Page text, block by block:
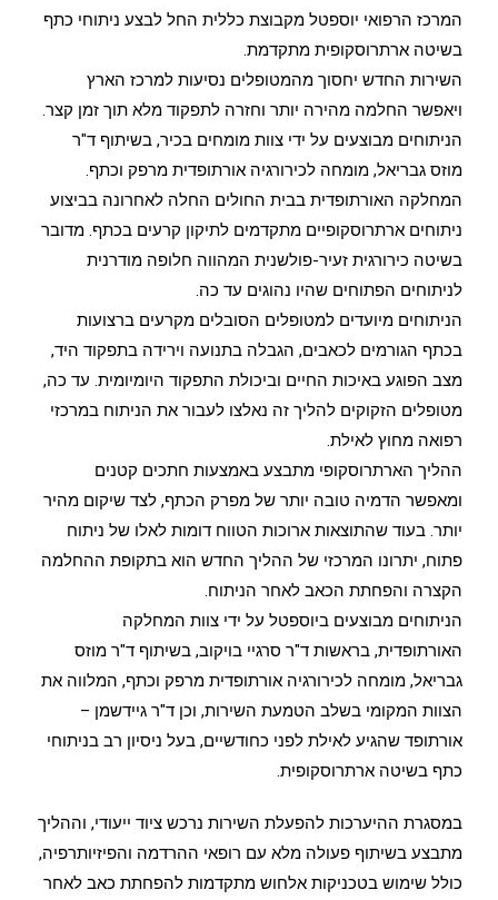
המרכז הרפואי יוספטל מקבוצת כללית החל לבצע ניתוחי כתף
בשיטה ארתרוסקופית מתקדמת.
השירות החדש יחסוך מהמטופלים נסיעות למרכז הארץ
ויאפשר החלמה מהירה יותר וחזרה לתפקוד מלא תוך זמן קצר.
הניתוחים מבוצעים על ידי צוות מומחים בכיר, בשיתוף ד"ר
מוזס גבריאל, מומחה לכירורגיה אורתופדית מרפק וכתף.
המחלקה האורתופדית בבית החולים החלה לאחרונה בביצוע
ניתוחים ארתרוסקופיים מתקדמים לתיקון קרעים בכתף. מדובר
בשיטה כירורגית זעיר-פולשנית המהווה חלופה מודרנית
לניתוחים הפתוחים שהיו נהוגים עד כה.
הניתוחים מיועדים למטופלים הסובלים מקרעים ברצועות
בכתף הגורמים לכאבים, הגבלה בתנועה וירידה בתפקוד היד,
מצב הפוגע באיכות החיים וביכולת התפקוד היומיומית. עד כה,
מטופלים הזקוקים להליך זה נאלצו לעבור את הניתוח במרכזי
רפואה מחוץ לאילת.
ההליך הארתרוסקופי מתבצע באמצעות חתכים קטנים
ומאפשר הדמיה טובה יותר של מפרק הכתף, לצד שיקום מהיר
יותר. בעוד שהתוצאות ארוכות הטווח דומות לאלו של ניתוח
פתוח, יתרונו המרכזי של ההליך החדש הוא בתקופת ההחלמה
הקצרה והפחתת הכאב לאחר הניתוח.
הניתוחים מבוצעים ביוספטל על ידי צוות המחלקה
האורתופדית, בראשות ד"ר סרגיי בויקוב, בשיתוף ד"ר מוזס
גבריאל, מומחה לכירורגיה אורתופדית מרפק וכתף, המלווה את
הצוות המקומי בשלב הטמעת השירות, וכן ד"ר גיידשמן –
אורתופד שהגיע לאילת לפני כחודשיים, בעל ניסיון רב בניתוחי
כתף בשיטה ארתרוסקופית.
במסגרת ההיערכות להפעלת השירות נרכש ציוד ייעודי, וההליך
מתבצע בשיתוף פעולה מלא עם רופאי ההרדמה והפיזיותרפיה,
כולל שימוש בטכניקות אלחוש מתקדמות להפחתת כאב לאחר